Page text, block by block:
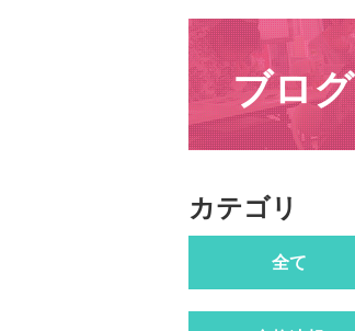
ブログ
カテゴリ
全て